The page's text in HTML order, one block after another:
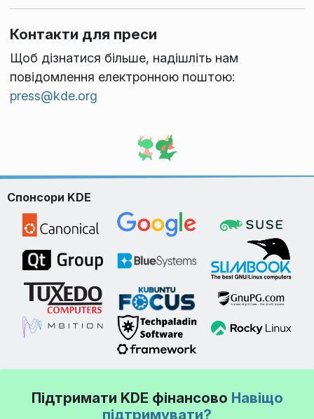
Контакти для преси
Щоб дізнатися більше, надішліть нам
повідомлення електронною поштою:
press@kde.org
Спонсори KDE
Підтримати KDE фінансово Навіщо
підтримувати?